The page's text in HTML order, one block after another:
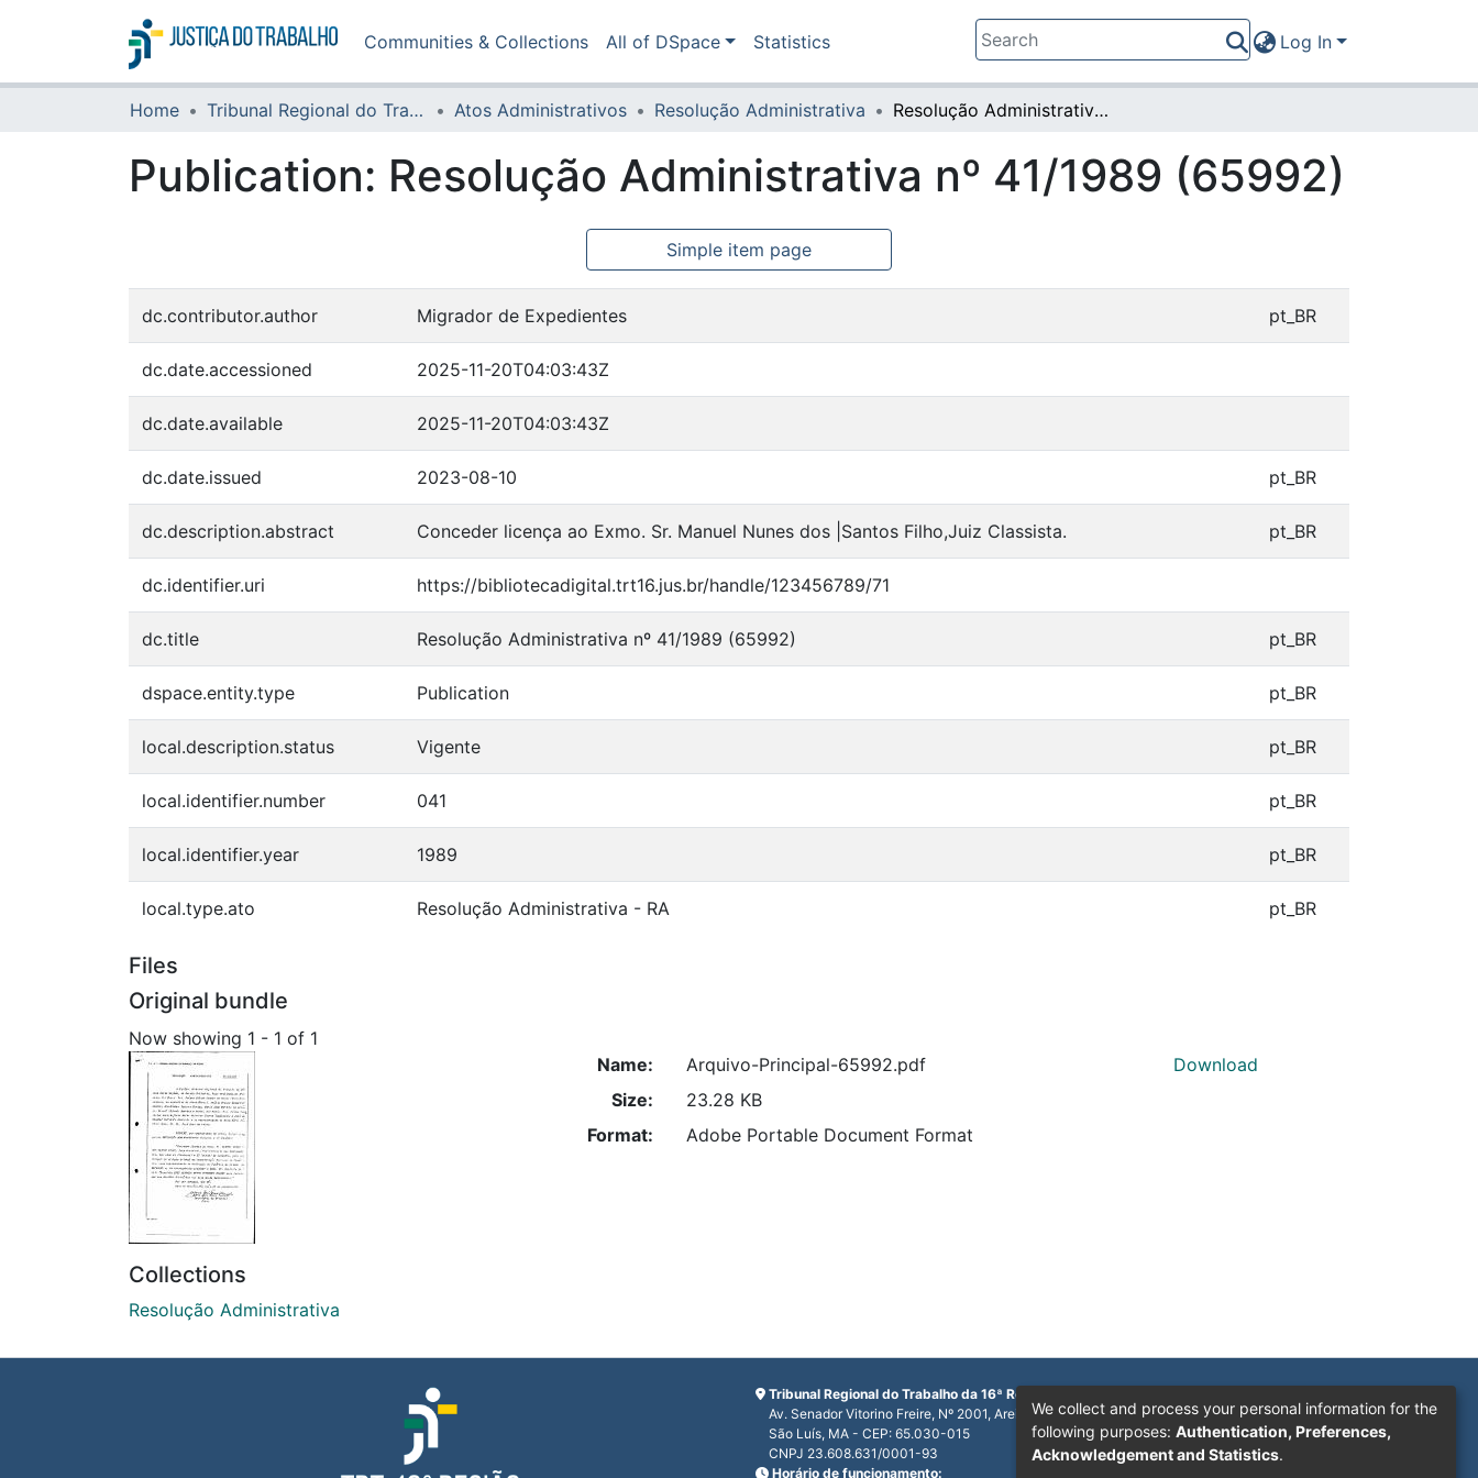
Communities & Collections All of DSpace Statistics Log In
Home Tribunal Regional do Trabalho da 16ª Região Atos Administrativos Resolução Administrativa Resolução Administrativa nº 41/1989 (65992)
Publication: Resolução Administrativa nº 41/1989 (65992)
Simple item page
dc.contributor.author Migrador de Expedientes pt_BR
dc.date.accessioned 2025-11-20T04:03:43Z
dc.date.available 2025-11-20T04:03:43Z
dc.date.issued 2023-08-10 pt_BR
dc.description.abstract Conceder licença ao Exmo. Sr. Manuel Nunes dos |Santos Filho,Juiz Classista. pt_BR
dc.identifier.uri https://bibliotecadigital.trt16.jus.br/handle/123456789/71
dc.title Resolução Administrativa nº 41/1989 (65992) pt_BR
dspace.entity.type Publication pt_BR
local.description.status Vigente pt_BR
local.identifier.number 041 pt_BR
local.identifier.year 1989 pt_BR
local.type.ato Resolução Administrativa - RA pt_BR
Files
Original bundle
Now showing 1 - 1 of 1
Name:
Arquivo-Principal-65992.pdf
Size:
23.28 KB
Format:
Adobe Portable Document Format
Download
Collections
Resolução Administrativa
Tribunal Regional do Trabalho da 16ª Região
Av. Senador Vitorino Freire, Nº 2001, Areinha
São Luís, MA - CEP: 65.030-015
CNPJ 23.608.631/0001-93
Horário de funcionamento:
We collect and process your personal information for the
following purposes: Authentication, Preferences,
Acknowledgement and Statistics.